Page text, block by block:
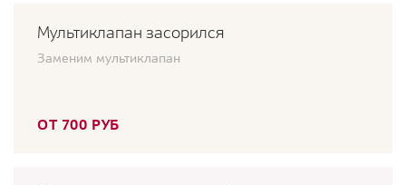
Мультиклапан засорился
Заменим мультиклапан
ОТ 700 РУБ